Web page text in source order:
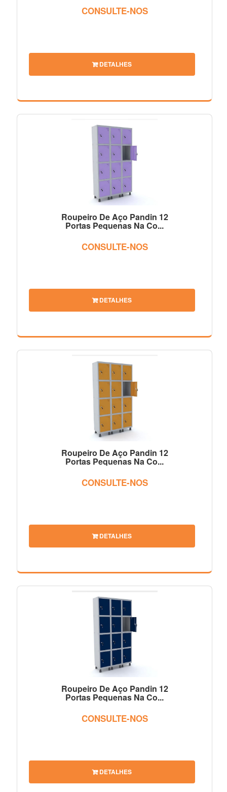
CONSULTE-NOS
DETALHES
Roupeiro De Aço Pandin 12
Portas Pequenas Na Co...
CONSULTE-NOS
DETALHES
Roupeiro De Aço Pandin 12
Portas Pequenas Na Co...
CONSULTE-NOS
DETALHES
Roupeiro De Aço Pandin 12
Portas Pequenas Na Co...
CONSULTE-NOS
DETALHES